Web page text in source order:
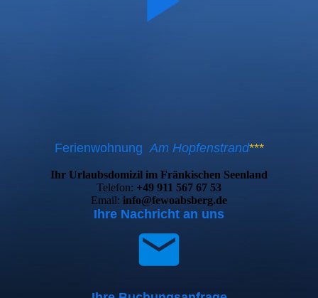
FerienwohnungAm Hopfenstrand***
Ihr Urlaubsdomizil im Fränkischen Seenland
Telefon: +49 911 567 67 53
Email: info@fewoabsberg.de
Ihre Nachricht an uns